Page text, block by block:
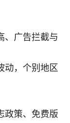
、广告拦截与
动，个别地区
政策、免费版